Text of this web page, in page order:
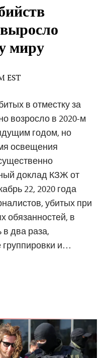
миру
EST
в отместку за
возросло в 2020-м
годом, но
освещения
доклад КЗЖ от
22, 2020 года
убитых при
обязанностей, в
в два раза,
группировки и…